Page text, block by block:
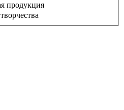
продукция